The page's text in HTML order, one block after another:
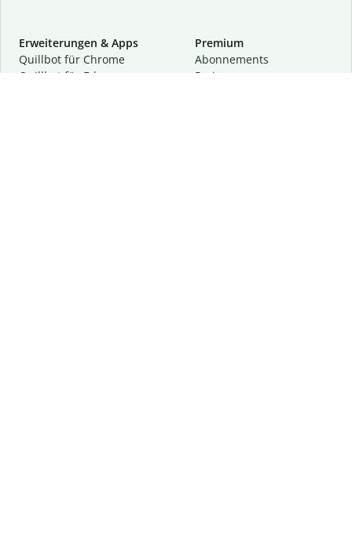
Erweiterungen & Apps
Quillbot für Chrome
Quillbot für Edge
Premium
Abon­ne­ments
Preise